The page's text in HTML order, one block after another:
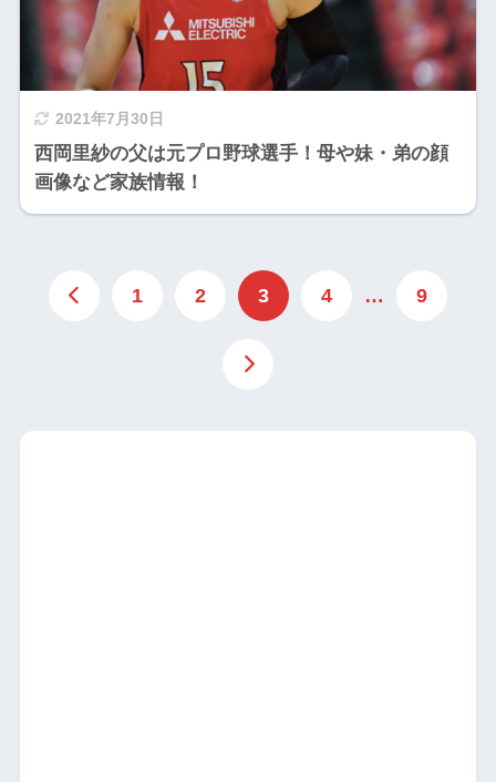
2021年7月30日
西岡里紗の父は元プロ野球選手！母や妹・弟の顔
画像など家族情報！
1 2 3 4 … 9